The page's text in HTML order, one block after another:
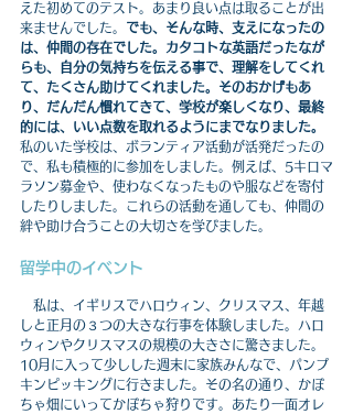
えた初めてのテスト。あまり良い点は取ることが出
来ませんでした。 でも、そんな時、支えになったの
は、仲間の存在でした。カタコトな英語だったなが
らも、自分の気持ちを伝える事で、理解をしてくれ
て、たくさん助けてくれました。そのおかげもあ
り、だんだん慣れてきて、学校が楽しくなり、最終
的には、いい点数を取れるようにまでなりました。
私のいた学校は、ボランティア活動が活発だったの
で、私も積極的に参加をしました。例えば、5キロマ
ラソン募金や、使わなくなったものや服などを寄付
したりしました。これらの活動を通しても、仲間の
絆や助け合うことの大切さを学びました。
留学中のイベント
私は、イギリスでハロウィン、クリスマス、年越
しと正月の３つの大きな行事を体験しました。ハロ
ウィンやクリスマスの規模の大きさに驚きました。
10月に入って少しした週末に家族みんなで、パンプ
キンピッキングに行きました。その名の通り、かぼ
ちゃ畑にいってかぼちゃ狩りです。あたり一面オレ